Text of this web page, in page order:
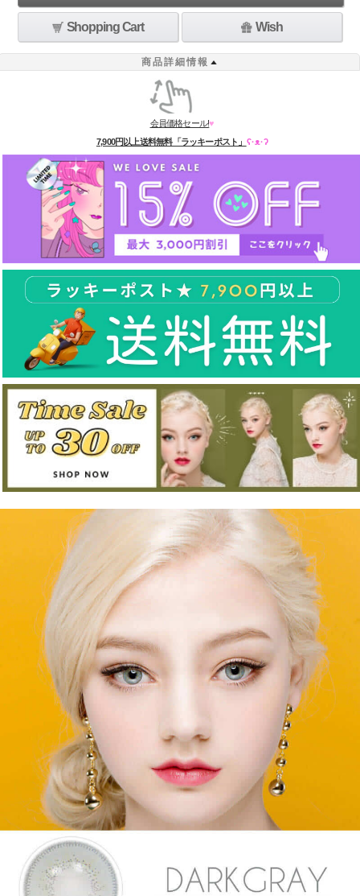
Shopping Cart Wish
商品詳細情報
会員価格セール!♥
7,900円以上送料無料「ラッキーポスト」 ʕ·ᴥ·ʔ